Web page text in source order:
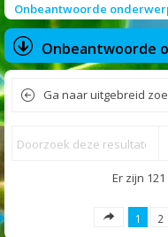
Onbeantwoorde
Onbeantwoorde
Ga naar uitgebreid
Er zijn
1 2